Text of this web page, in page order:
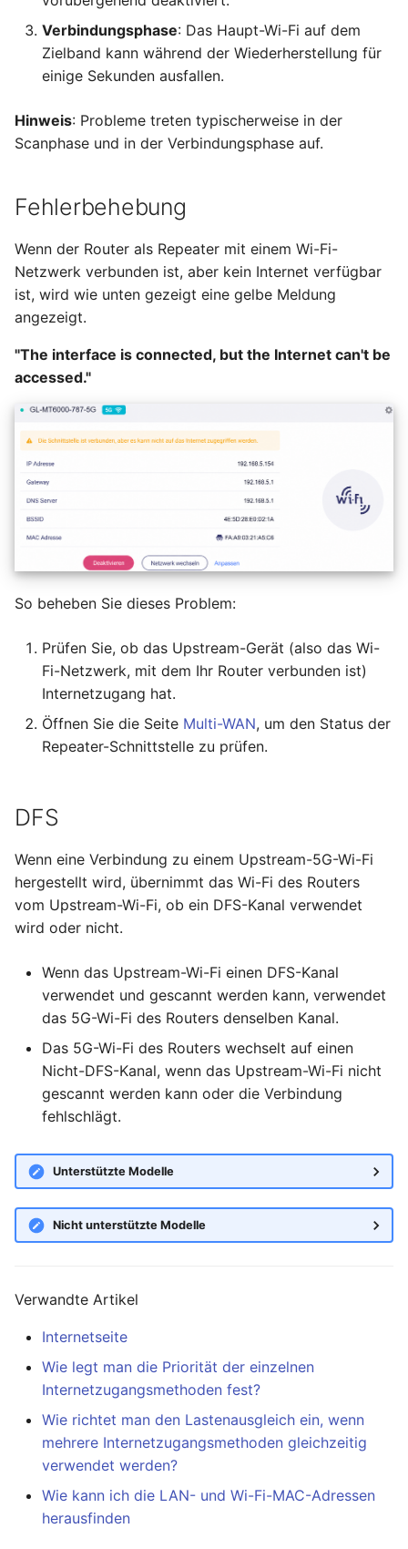
Verbindungsphase: Das Haupt-Wi-Fi auf dem
Zielband kann während der Wiederherstellung für
einige Sekunden ausfallen.
Hinweis: Probleme treten typischerweise in der
Scanphase und in der Verbindungsphase auf.
Fehlerbehebung
Wenn der Router als Repeater mit einem Wi-Fi-
Netzwerk verbunden ist, aber kein Internet verfügbar
ist, wird wie unten gezeigt eine gelbe Meldung
angezeigt.
"The interface is connected, but the Internet can't be
accessed."
So beheben Sie dieses Problem:
Prüfen Sie, ob das Upstream-Gerät (also das Wi-
Fi-Netzwerk, mit dem Ihr Router verbunden ist)
Internetzugang hat.
Öffnen Sie die Seite Multi-WAN, um den Status der
Repeater-Schnittstelle zu prüfen.
DFS
Wenn eine Verbindung zu einem Upstream-5G-Wi-Fi
hergestellt wird, übernimmt das Wi-Fi des Routers
vom Upstream-Wi-Fi, ob ein DFS-Kanal verwendet
wird oder nicht.
Wenn das Upstream-Wi-Fi einen DFS-Kanal
verwendet und gescannt werden kann, verwendet
das 5G-Wi-Fi des Routers denselben Kanal.
Das 5G-Wi-Fi des Routers wechselt auf einen
Nicht-DFS-Kanal, wenn das Upstream-Wi-Fi nicht
gescannt werden kann oder die Verbindung
fehlschlägt.
Unterstützte Modelle
Nicht unterstützte Modelle
Verwandte Artikel
Internetseite
Wie legt man die Priorität der einzelnen
Internetzugangsmethoden fest?
Wie richtet man den Lastenausgleich ein, wenn
mehrere Internetzugangsmethoden gleichzeitig
verwendet werden?
Wie kann ich die LAN- und Wi-Fi-MAC-Adressen
herausfinden